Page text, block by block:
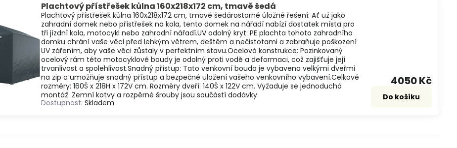
Plachtový přístřešek kůlna 160x218x172 cm, tmavě šedá
Plachtový přístřešek kůlna 160x218x172 cm, tmavě šedárostorné úložné řešení: Ať už jako
zahradní domek nebo přístřešek na kola, tento domek na nářadí nabízí dostatek místa pro
tři jízdní kola, motocykl nebo zahradní nářadí.UV odolný kryt: PE plachta tohoto zahradního
domku chrání vaše věci před lehkým větrem, deštěm a nečistotami a zabraňuje poškození
UV zářením, aby vaše věci zůstaly v perfektním stavu.Ocelová konstrukce: Pozinkovaný
ocelový rám této motocyklové boudy je odolný proti vodě a deformaci, což zajišťuje její
trvanlivost a spolehlivost.Snadný přístup: Tato venkovní bouda je vybavena velkými dveřmi
na zip a umožňuje snadný přístup a bezpečné uložení vašeho venkovního vybavení.Celkové
rozměry: 160Š x 218H x 172V cm. Rozměry dveří: 140Š x 122V cm. Vyžaduje se jednoduchá
montáž. Zemní kotvy a rozpěrné šrouby jsou součástí dodávky
Dostupnost: Skladem
4050 Kč
Do košíku